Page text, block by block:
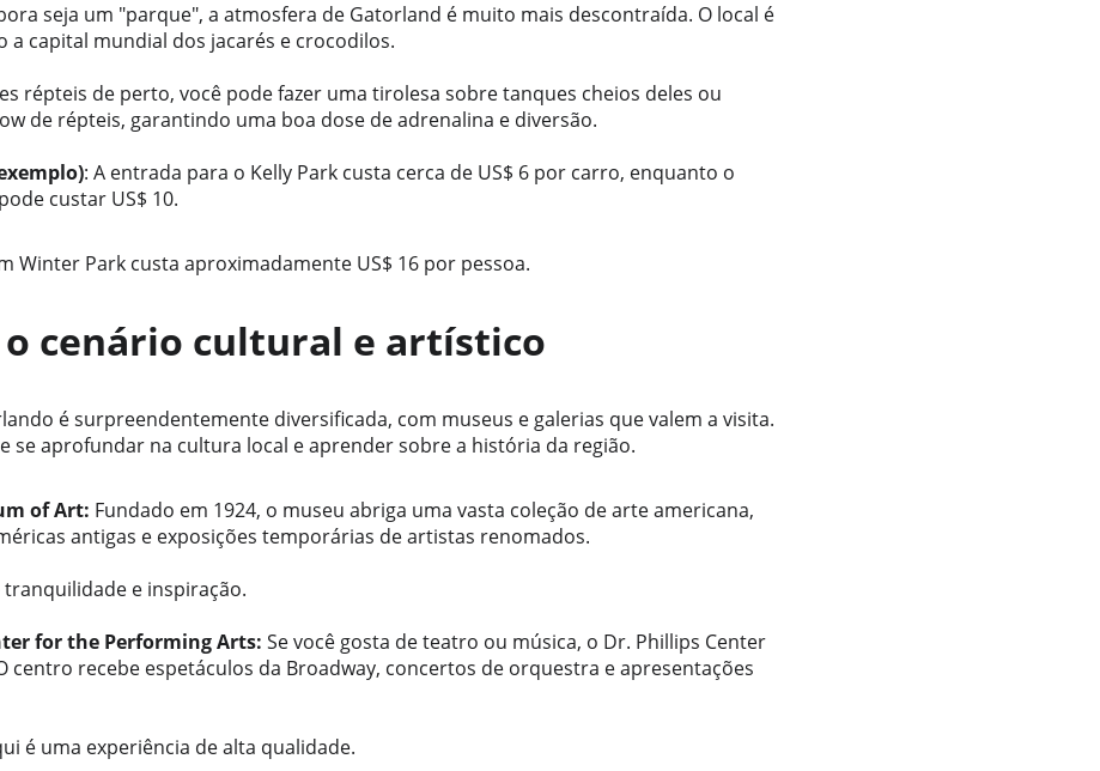
seja um "parque", a atmosfera de Gatorland é muito mais descontraída. O local é
a capital mundial dos jacarés e crocodilos.
répteis de perto, você pode fazer uma tirolesa sobre tanques cheios deles ou
de répteis, garantindo uma boa dose de adrenalina e diversão.
: A entrada para o Kelly Park custa cerca de US$ 6 por carro, enquanto o
custar US$ 10.
Winter Park custa aproximadamente US$ 16 por pessoa.
o cenário cultural e artístico
é surpreendentemente diversificada, com museus e galerias que valem a visita.
se aprofundar na cultura local e aprender sobre a história da região.
of Art: Fundado em 1924, o museu abriga uma vasta coleção de arte americana,
antigas e exposições temporárias de artistas renomados.
tranquilidade e inspiração.
for the Performing Arts: Se você gosta de teatro ou música, o Dr. Phillips Center
centro recebe espetáculos da Broadway, concertos de orquestra e apresentações
é uma experiência de alta qualidade.